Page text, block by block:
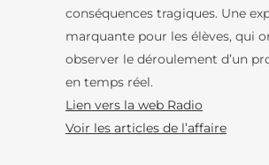
conséquences tragiques. Une
marquante pour les élèves, qui
observer le déroulement d’un
en temps réel.
Lien vers la web Radio
Voir les articles de l’affaire